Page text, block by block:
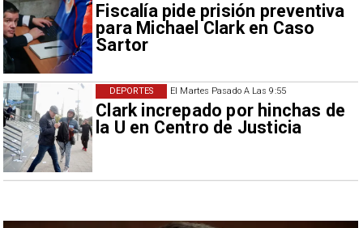
Fiscalía pide prisión preventiva
para Michael Clark en Caso
Sartor
El Martes Pasado A Las 9:55
Clark increpado por hinchas de
la U en Centro de Justicia
DEPORTES